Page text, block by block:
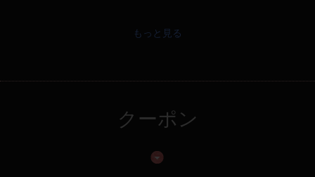
もっと見る
クーポン